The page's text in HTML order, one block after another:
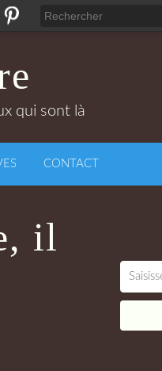
qui sont là
CONTACT
il